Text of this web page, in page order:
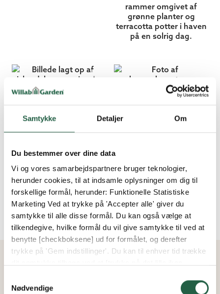
Samtykke Detaljer Om
Du bestemmer over dine data
Vi og vores samarbejdspartnere bruger teknologier,
herunder cookies, til at indsamle oplysninger om dig til
forskellige formål, herunder: Funktionelle Statistiske
Marketing Ved at trykke på 'Accepter alle' giver du
samtykke til alle disse formål. Du kan også vælge at
tilkendegive, hvilke formål du vil give samtykke til ved at
benytte [checkboksene] ud for formålet, og derefter
trykke på 'Gem indstillinger'. Du kan til enhver tid trække
mere om vores brug af cookies og andre teknologier,
Nødvendige
VIS MERE